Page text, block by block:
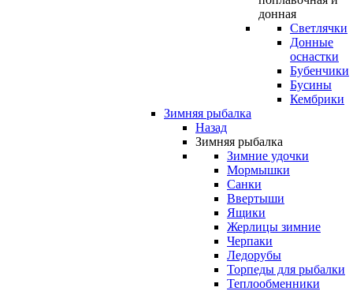
донная
Светлячки
Донные
оснастки
Бубенчики
Бусины
Кембрики
Зимняя рыбалка
Назад
Зимняя рыбалка
Зимние удочки
Мормышки
Санки
Ввертыши
Ящики
Жерлицы зимние
Черпаки
Ледорубы
Торпеды для рыбалки
Теплообменники